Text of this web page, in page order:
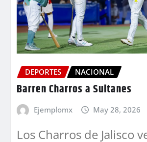
DEPORTES NACIONAL
Barren Charros a Sultanes
Ejemplomx May 28, 2026
Los Charros de Jalisco